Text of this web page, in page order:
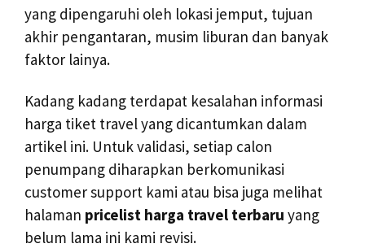
yang dipengaruhi oleh lokasi jemput, tujuan
akhir pengantaran, musim liburan dan banyak
faktor lainya.
Kadang kadang terdapat kesalahan informasi
harga tiket travel yang dicantumkan dalam
artikel ini. Untuk validasi, setiap calon
penumpang diharapkan berkomunikasi
customer support kami atau bisa juga melihat
halaman pricelist harga travel terbaru yang
belum lama ini kami revisi.